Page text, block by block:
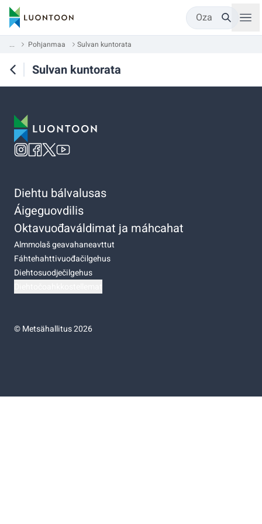
Oza
... Pohjanmaa Sulvan kuntorata
Sulvan kuntorata
Diehtu bálvalusas
Áigeguovdilis
Oktavuođaváldimat ja máhcahat
Almmolaš geavahaneavttut
Fáhtehahttivuođačilgehus
Diehtosuodječilgehus
©Metsähallitus 2026